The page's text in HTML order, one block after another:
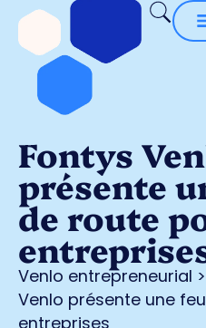
Fontys
présente
de route
Venlo entrepreneurial >
Venlo présente une
entreprises